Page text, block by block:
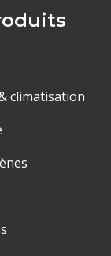
climatisation